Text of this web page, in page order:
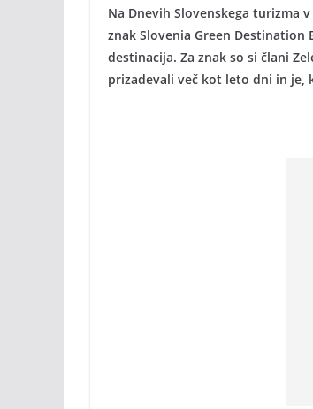
Na Dnevih Slovenskega turizma
znak Slovenia Green
destinacija. Za znak so si člani
prizadevali več kot leto dni in je,